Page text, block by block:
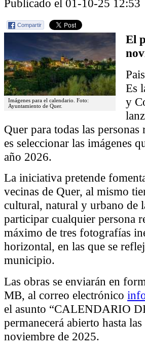
Publicado el 01-10-25 12:53
Compartir
Imágenes para el calendario. Foto:
Ayuntamiento de Quer.
El
Es
y
Quer para todas las
es seleccionar las imágenes
año 2026.
La iniciativa pretende
vecinas de Quer, al mismo
cultural, natural y urbano de
participar cualquier persona
máximo de tres fotografías
horizontal, en las que se
municipio.
Las obras se enviarán en
MB, al correo electrónico
el asunto “CALENDARIO
permanecerá abierto hasta
noviembre de 2025.